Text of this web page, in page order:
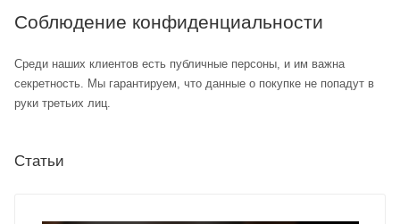
Соблюдение конфиденциальности
Среди наших клиентов есть публичные персоны, и им важна
секретность. Мы гарантируем, что данные о покупке не попадут в
руки третьих лиц.
Статьи